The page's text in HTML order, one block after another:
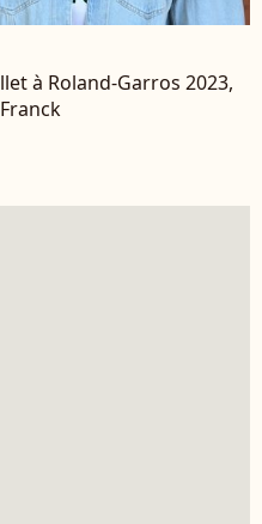
à Roland-Garros 2023,